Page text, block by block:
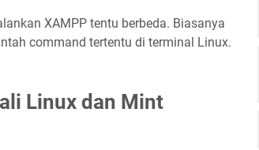
XAMPP tentu berbeda. Biasanya
command tertentu di terminal Linux.
Linux dan Mint